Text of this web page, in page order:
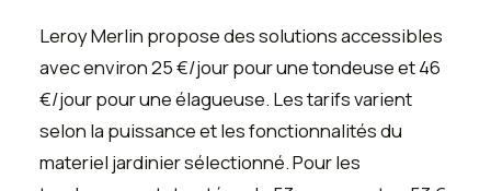
Leroy Merlin propose des solutions accessibles
avec environ 25 €/jour pour une tondeuse et 46
€/jour pour une élagueuse. Les tarifs varient
selon la puissance et les fonctionnalités du
materiel jardinier sélectionné. Pour les